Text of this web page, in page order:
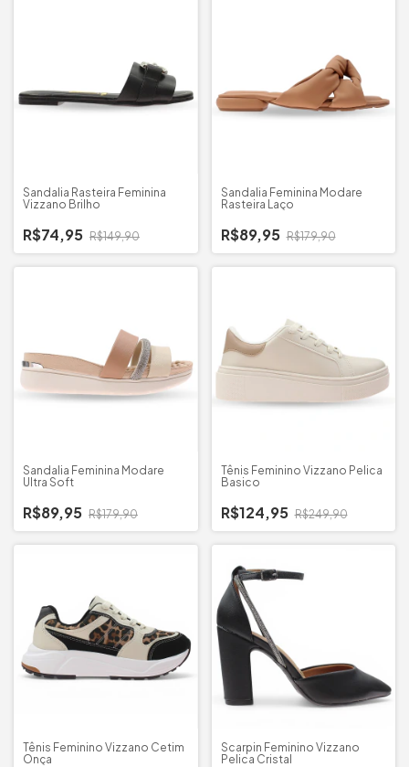
Sandalia Rasteira Feminina
Vizzano Brilho
R$74,95 R$149,90
Sandalia Feminina Modare
Rasteira Laço
R$89,95 R$179,90
Sandalia Feminina Modare
Ultra Soft
R$89,95 R$179,90
Tênis Feminino Vizzano Pelica
Basico
R$124,95 R$249,90
Tênis Feminino Vizzano Cetim
Onça
Scarpin Feminino Vizzano
Pelica Cristal